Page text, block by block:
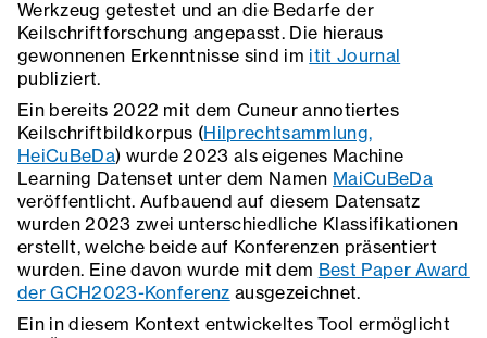
Werkzeug getestet und an die Bedarfe der
Keilschriftforschung angepasst. Die hieraus
gewonnenen Erkenntnisse sind im itit Journal
publiziert.
Ein bereits 2022 mit dem Cuneur annotiertes
Keilschriftbildkorpus (Hilprechtsammlung,
HeiCuBeDa) wurde 2023 als eigenes Machine
Learning Datenset unter dem Namen MaiCuBeDa
veröffentlicht. Aufbauend auf diesem Datensatz
wurden 2023 zwei unterschiedliche Klassifikationen
erstellt, welche beide auf Konferenzen präsentiert
wurden. Eine davon wurde mit dem Best Paper Award
der GCH2023-Konferenz ausgezeichnet.
Ein in diesem Kontext entwickeltes Tool ermöglicht